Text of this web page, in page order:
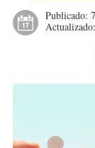
Publicado:
Actualizado: